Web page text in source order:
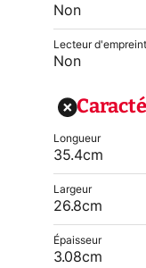
Non
Lecteur
Non
Longueur
35.4cm
Largeur
26.8cm
Épaisseur
3.08cm